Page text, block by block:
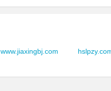
www.jiaxingbj.com